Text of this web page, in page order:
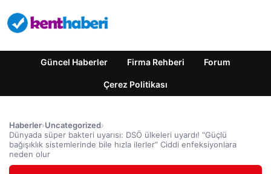
Güncel Haberler Firma Rehberi Forum
Çerez Politikası
Haberler›Uncategorized›
Dünyada süper bakteri uyarısı: DSÖ ülkeleri uyardı! “Güçlü
bağışıklık sistemlerinde bile hızla ilerler” Ciddi enfeksiyonlara
neden olur